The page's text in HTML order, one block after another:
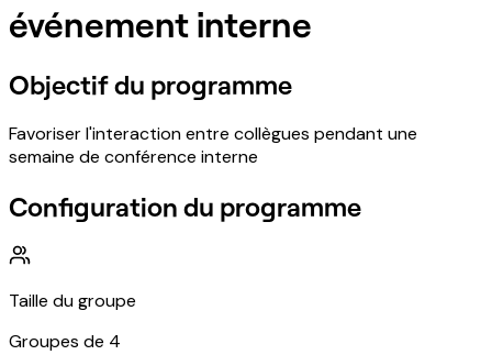
événement interne
Objectif du programme
Favoriser l'interaction entre collègues pendant une
semaine de conférence interne
Configuration du programme
Taille du groupe
Groupes de 4